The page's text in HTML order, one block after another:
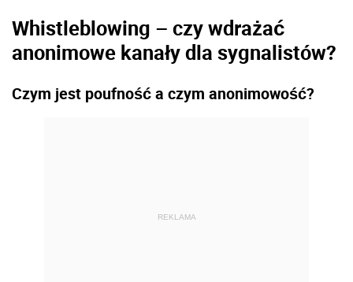
Whistleblowing – czy wdrażać
anonimowe kanały dla sygnalistów?
Czym jest poufność a czym anonimowość?
REKLAMA